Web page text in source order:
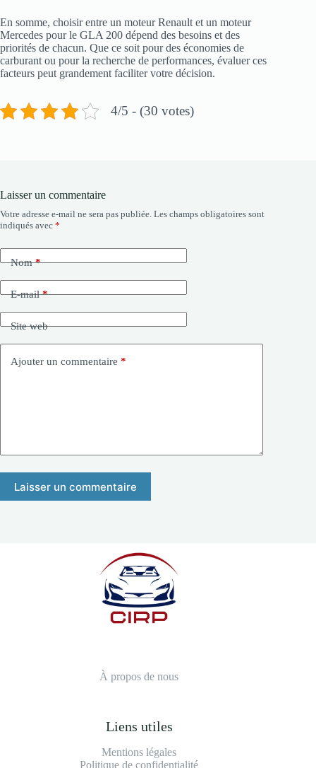
En somme, choisir entre un moteur Renault et un moteur
Mercedes pour le GLA 200 dépend des besoins et des
priorités de chacun. Que ce soit pour des économies de
carburant ou pour la recherche de performances, évaluer ces
facteurs peut grandement faciliter votre décision.
4/5 - (30 votes)
Laisser un commentaire
Votre adresse e-mail ne sera pas publiée. Les champs obligatoires sont
indiqués avec *
Nom*
E-mail*
Site web
Ajouter un commentaire *
Laisser un commentaire
À propos de nous
Liens utiles
Mentions légales
Politique de confidentialité